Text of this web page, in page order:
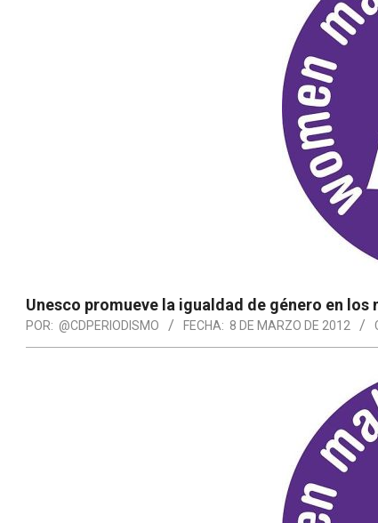
Unesco promueve la igualdad de género en
POR: @CDPERIODISMO FECHA: 8 DE MARZO DE 2012